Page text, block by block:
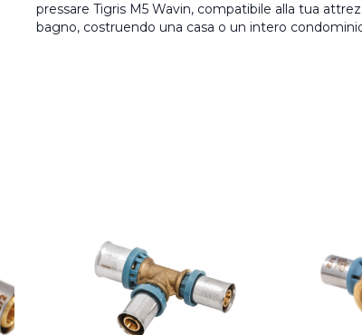
pressare Tigris M5 Wavin, compatibile alla tua
bagno, costruendo una casa o un intero